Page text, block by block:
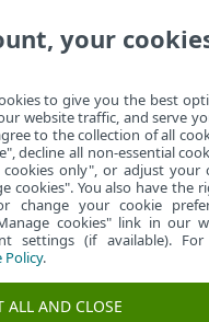
3.
b.
4.
your
to give you the best
website traffic, and serve
to the collection of all
decline all non-essential
cookies only", or adjust your
cookies". You also have the
change your cookie
cookies" link in our
settings (if available). For
Policy.
ALL AND CLOSE